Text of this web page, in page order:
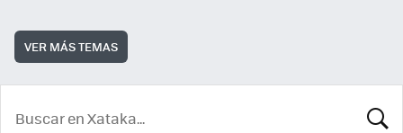
VER MÁS TEMAS